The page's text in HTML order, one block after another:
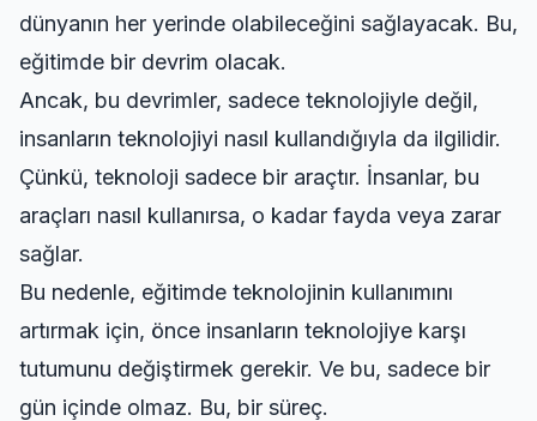
dünyanın her yerinde olabileceğini sağlayacak. Bu,
eğitimde bir devrim olacak.
Ancak, bu devrimler, sadece teknolojiyle değil,
insanların teknolojiyi nasıl kullandığıyla da ilgilidir.
Çünkü, teknoloji sadece bir araçtır. İnsanlar, bu
araçları nasıl kullanırsa, o kadar fayda veya zarar
sağlar.
Bu nedenle, eğitimde teknolojinin kullanımını
artırmak için, önce insanların teknolojiye karşı
tutumunu değiştirmek gerekir. Ve bu, sadece bir
gün içinde olmaz. Bu, bir süreç.